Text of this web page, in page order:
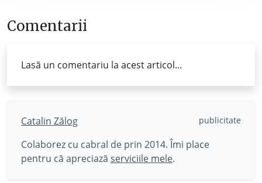
Comentarii
Lasă un comentariu la acest articol...
Catalin Zălog publicitate
Colaborez cu cabral de prin 2014. Îmi place
pentru că apreciază serviciile mele.